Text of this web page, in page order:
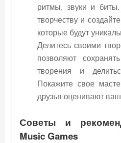
ритмы, звуки и
творчеству и
которые будут
Делитесь своими
позволяют
творения и
Покажите свое
друзья оценивают
Советы и
Music Games